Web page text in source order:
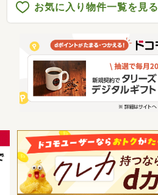
お気に入り物件一覧を見る